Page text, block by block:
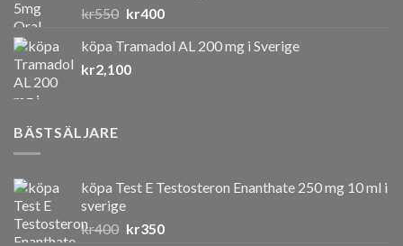
kr550 Det
priset
var:
kr400Det
priset
köpa Tramadol AL 200 mg i Sverige
kr2,100
BÄSTSÄLJARE
köpa Test E Testosteron Enanthate 250 mg 10 ml i
sverige
kr400 Det
kr350Det